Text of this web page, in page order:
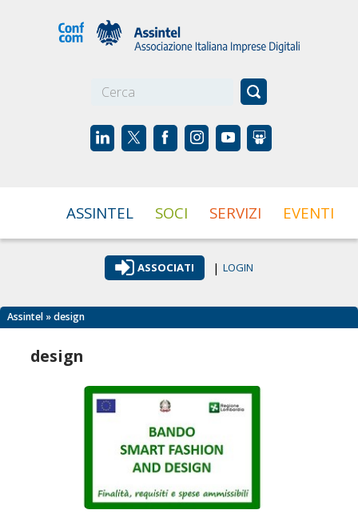
ASSINTEL SOCI SERVIZI EVENTI
ASSOCIATI | LOGIN
Assintel » design
design